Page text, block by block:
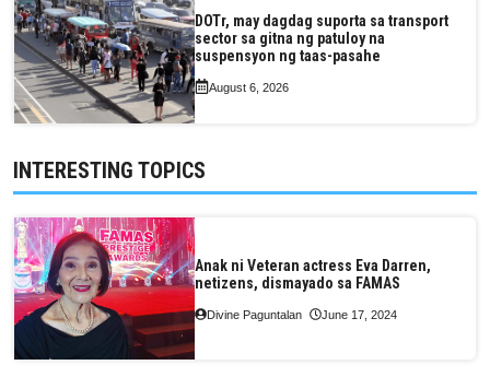
DOTr, may dagdag suporta sa transport
sector sa gitna ng patuloy na
suspensyon ng taas-pasahe
August 6, 2026
INTERESTING TOPICS
Anak ni Veteran actress Eva Darren,
netizens, dismayado sa FAMAS
Divine Paguntalan June 17, 2024